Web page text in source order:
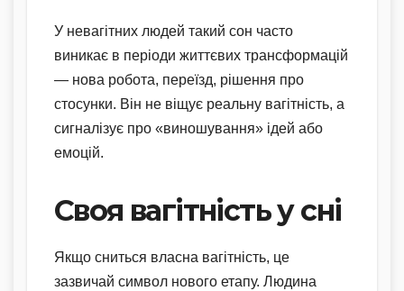
У невагітних людей такий сон часто
виникає в періоди життєвих трансформацій
— нова робота, переїзд, рішення про
стосунки. Він не віщує реальну вагітність, а
сигналізує про «виношування» ідей або
емоцій.
Своя вагітність у сні
Якщо сниться власна вагітність, це
зазвичай символ нового етапу. Людина